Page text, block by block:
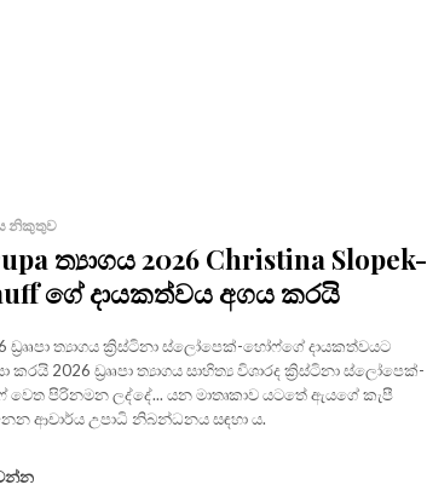
නිකුතුව
ත්‍යාගය 2026 Christina Slopek-
ගේ දායකත්වය අගය කරයි
ඩ්‍රෲපා ත්‍යාගය ක්‍රිස්ටිනා ස්ලෝපෙක්-හෝෆ්ගේ දායකත්වයට
කරයි 2026 ඩ්‍රෲපා ත්‍යාගය සාහිත්‍ය විශාරද ක්‍රිස්ටිනා ස්ලෝපෙක්-
වෙත පිරිනමන ලද්දේ... යන මාතෘකාව යටතේ ඇයගේ කැපී
ආචාර්ය උපාධි නිබන්ධනය සඳහා ය.